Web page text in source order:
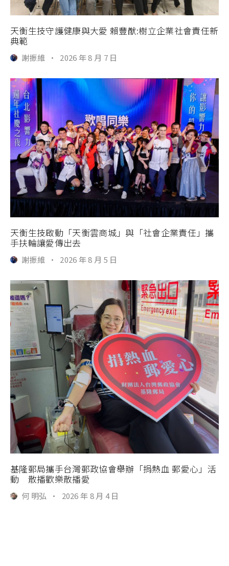
天衡生技守護健康與大愛 賴豐猷:樹立企業社會責任新
典範
謝振維 · 2026 年 8 月 7 日
天衡生技啟動「天衡雲商城」與「社會企業責任」攜
手扶輪讓愛傳出去
謝振維 · 2026 年 8 月 5 日
基隆郵局攜手台灣郵政協會舉辦「捐熱血 郵愛心」活
動 散播歡樂散播愛
何 明弘 · 2026 年 8 月 4 日